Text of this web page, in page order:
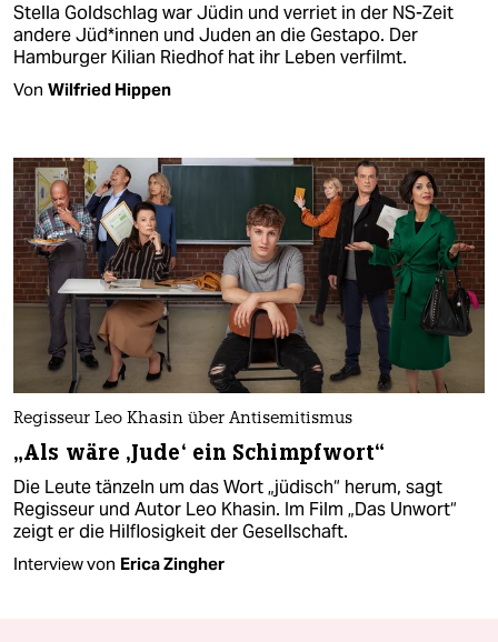
Stella Goldschlag war Jüdin und verriet in der NS-Zeit
andere Jü­d*in­nen und Juden an die Gestapo. Der
Hamburger Kilian Riedhof hat ihr Leben verfilmt.
Von Wilfried Hippen
Regisseur Leo Khasin über Antisemitismus
„Als wäre ‚Jude‘ ein Schimpfwort“
Die Leute tänzeln um das Wort „jüdisch“ herum, sagt
Regisseur und Autor Leo Khasin. Im Film „Das Unwort“
zeigt er die Hilflosigkeit der Gesellschaft.
Interview von Erica Zingher